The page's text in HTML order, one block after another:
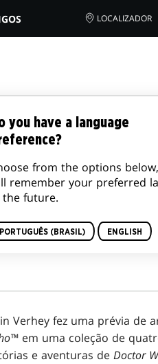
LOCALIZADOR
THE
DIEGO
Verhey fez uma prévia de
em uma coleção de
e aventuras de Doctor
you have a language
from the options
remember your preferred
the future.
PORTUGUÊS (BRASIL) ENGLISH